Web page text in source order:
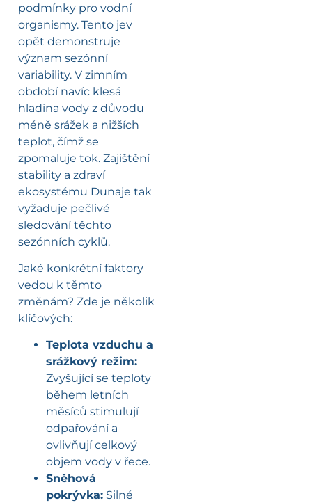
podmínky pro vodní
organismy. Tento jev
opět demonstruje
význam sezónní
variability. V zimním
období navíc klesá
hladina vody z důvodu
méně srážek a nižších
teplot, čímž se
zpomaluje tok. Zajištění
stability a zdraví
ekosystému Dunaje tak
vyžaduje pečlivé
sledování těchto
sezónních cyklů.
Jaké konkrétní faktory
vedou k těmto
změnám? Zde je několik
klíčových:
Teplota vzduchu a
srážkový režim:
Zvyšující se teploty
během letních
měsíců stimulují
odpařování a
ovlivňují celkový
objem vody v řece.
Sněhová
pokrývka: Silné